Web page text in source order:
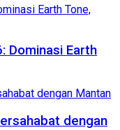
Dominasi Earth
dengan